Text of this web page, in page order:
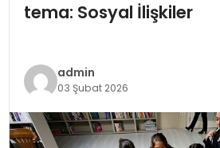
MAGAZIN
SIYASET
tema: Sosyal İlişkiler
admin
03 Şubat 2026